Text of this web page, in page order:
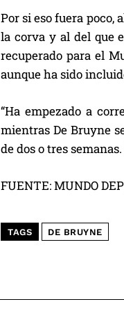
Por si eso fuera poco,
la corva y al del que
recuperado para el
aunque ha sido
“Ha empezado a
mientras De Bruyne
de dos o tres
FUENTE: MUNDO
TAGS DE BRUYNE